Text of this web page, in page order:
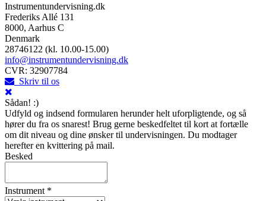
Instrumentundervisning.dk
Frederiks Allé 131
8000, Aarhus C
Denmark
28746122 (kl. 10.00-15.00)
info@instrumentundervisning.dk
CVR: 32907784
Skriv til os
Sådan! :)
Udfyld og indsend formularen herunder helt uforpligtende, og så
hører du fra os snarest! Brug gerne beskedfeltet til kort at fortælle
om dit niveau og dine ønsker til undervisningen. Du modtager
herefter en kvittering på mail.
Besked
Instrument *